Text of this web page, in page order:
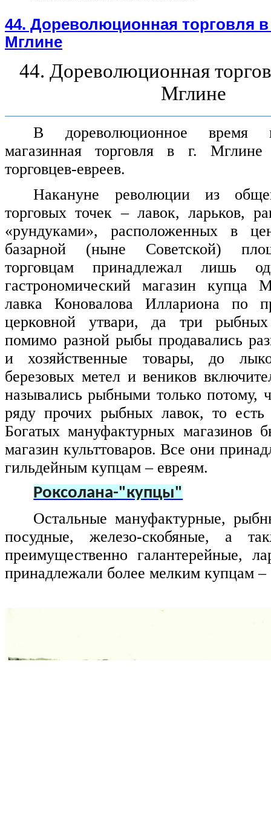
44. Дореволюционная торговля в
Мглине
44. Дореволюционная
Мглине
В дореволюционное время
магазинная торговля в г.
торговцев-евреев.
Накануне революции из
торговых точек – лавок, ларьков,
«рундуками», расположенных в
базарной (ныне Советской)
торговцам принадлежал лишь
гастрономический магазин купца
лавка Коновалова Иллариона по
церковной утвари, да три
помимо разной рыбы продавались
и хозяйственные товары, до
березовых метел и веников
назывались рыбными только потому,
ряду прочих рыбных лавок, то
Богатых мануфактурных магазинов
магазин культтоваров. Все они
гильдейным купцам – евреям.
Роксолана-"купцы"
Остальные мануфактурные,
посудные, железо-скобяные, а
преимущественно галантерейные,
принадлежали более мелким купцам –